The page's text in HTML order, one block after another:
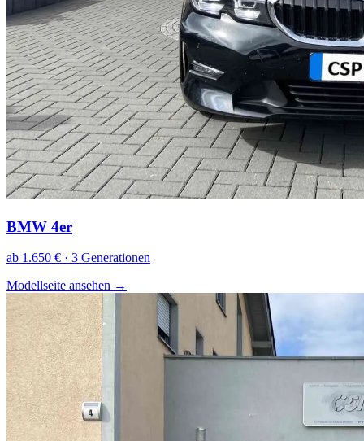
BMW 4er
ab 1.650 € · 3 Generationen
Modellseite ansehen →